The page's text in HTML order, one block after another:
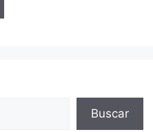
Buscar